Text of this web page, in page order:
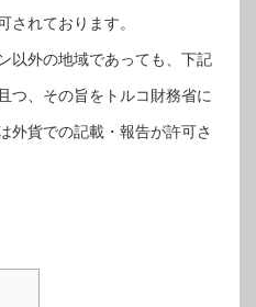
されております。
以外の地域であっても、下記
つ、その旨をトルコ財務省に
外貨での記載・報告が許可さ